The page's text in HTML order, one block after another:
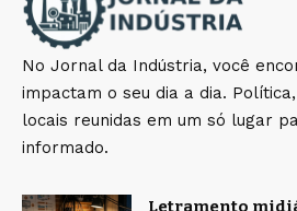
No Jornal da Indústria, você
impactam o seu dia a dia.
locais reunidas em um só lugar
informado.
Letramento